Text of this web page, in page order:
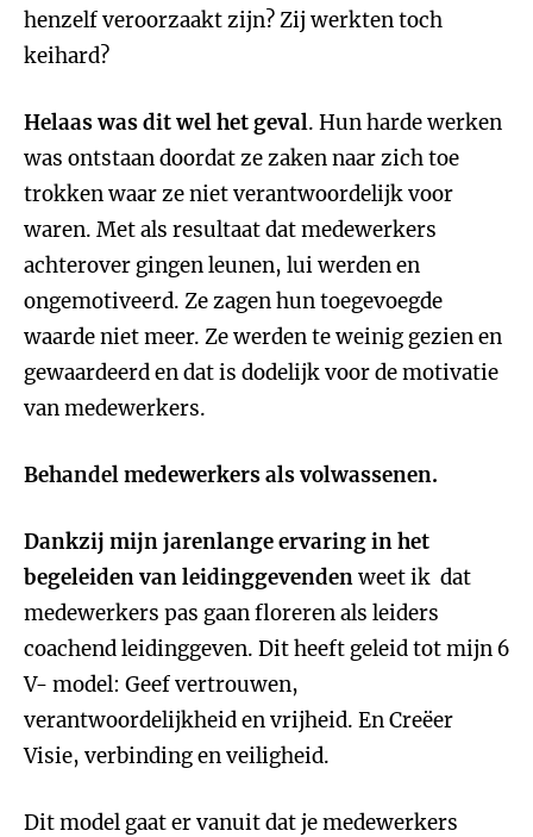
henzelf veroorzaakt zijn? Zij werkten toch
keihard?
Helaas was dit wel het geval. Hun harde werken
was ontstaan doordat ze zaken naar zich toe
trokken waar ze niet verantwoordelijk voor
waren. Met als resultaat dat medewerkers
achterover gingen leunen, lui werden en
ongemotiveerd. Ze zagen hun toegevoegde
waarde niet meer. Ze werden te weinig gezien en
gewaardeerd en dat is dodelijk voor de motivatie
van medewerkers.
Behandel medewerkers als volwassenen.
Dankzij mijn jarenlange ervaring in het
begeleiden van leidinggevendenweet ik dat
medewerkers pas gaan floreren als leiders
coachend leidinggeven. Dit heeft geleid tot mijn 6
V- model: Geef vertrouwen,
verantwoordelijkheid en vrijheid. En Creëer
Visie, verbinding en veiligheid.
Dit model gaat er vanuit dat je medewerkers